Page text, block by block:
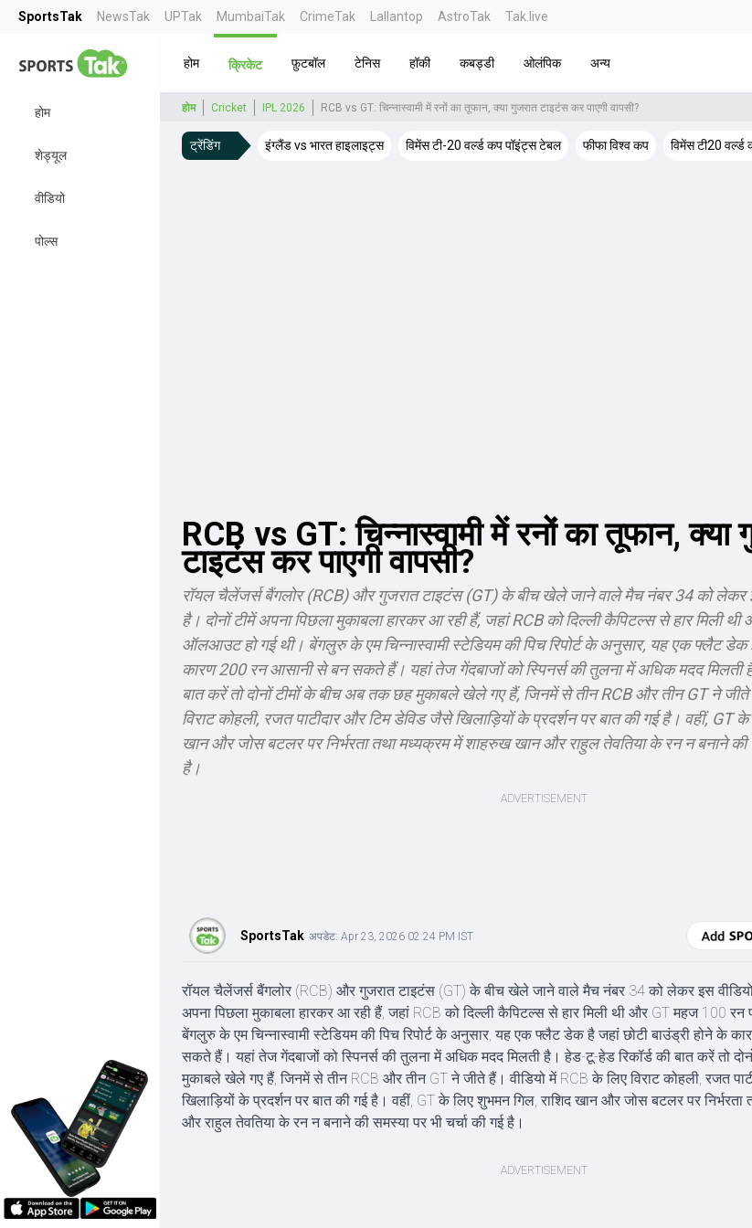
SportsTak NewsTak UPTak MumbaiTak CrimeTak Lallantop AstroTak Tak.live
होम
शेड्यूल
वीडियो
पोल्स
होम क्रिकेट फ़ुटबॉल टेनिस हॉकी कबड्डी ओलंपिक अन्य
होम Cricket IPL 2026 RCB vs GT: चिन्नास्वामी में रनों का तूफान, क्या गुजरात टाइटंस कर पाएगी वापसी?
ट्रेंडिंग इंग्लैंड vs भारत हाइलाइट्स विमेंस टी-20 वर्ल्ड कप पॉइंट्स टेबल फीफा विश्व कप विमेंस टी20 वर्ल्ड
RCB vs GT: चिन्नास्वामी में रनों का तूफान, क्या
टाइटंस कर पाएगी वापसी?
रॉयल चैलेंजर्स बैंगलोर (RCB) और गुजरात टाइटंस (GT) के बीच खेले जाने वाले मैच नंबर 34 को लेकर
है। दोनों टीमें अपना पिछला मुकाबला हारकर आ रही हैं, जहां RCB को दिल्ली कैपिटल्स से हार मिली
ऑलआउट हो गई थी। बेंगलुरु के एम चिन्नास्वामी स्टेडियम की पिच रिपोर्ट के अनुसार, यह एक फ्लैट डेक
कारण 200 रन आसानी से बन सकते हैं। यहां तेज गेंदबाजों को स्पिनर्स की तुलना में अधिक मदद मिलती
बात करें तो दोनों टीमों के बीच अब तक छह मुकाबले खेले गए हैं, जिनमें से तीन RCB और तीन GT ने जीते
विराट कोहली, रजत पाटीदार और टिम डेविड जैसे खिलाड़ियों के प्रदर्शन पर बात की गई है। वहीं, GT
खान और जोस बटलर पर निर्भरता तथा मध्यक्रम में शाहरुख खान और राहुल तेवतिया के रन न बनाने की
है।
SportsTak अपडेट: Apr 23, 2026 02:24 PM IST
रॉयल चैलेंजर्स बैंगलोर (RCB) और गुजरात टाइटंस (GT) के बीच खेले जाने वाले मैच नंबर 34 को लेकर इस वीडियो
अपना पिछला मुकाबला हारकर आ रही हैं, जहां RCB को दिल्ली कैपिटल्स से हार मिली थी और GT महज 100
बेंगलुरु के एम चिन्नास्वामी स्टेडियम की पिच रिपोर्ट के अनुसार, यह एक फ्लैट डेक है जहां छोटी बाउंड्री होने के
सकते हैं। यहां तेज गेंदबाजों को स्पिनर्स की तुलना में अधिक मदद मिलती है। हेड-टू-हेड रिकॉर्ड की बात करें तो
मुकाबले खेले गए हैं, जिनमें से तीन RCB और तीन GT ने जीते हैं। वीडियो में RCB के लिए विराट कोहली, रजत
खिलाड़ियों के प्रदर्शन पर बात की गई है। वहीं, GT के लिए शुभमन गिल, राशिद खान और जोस बटलर पर
और राहुल तेवतिया के रन न बनाने की समस्या पर भी चर्चा की गई है।